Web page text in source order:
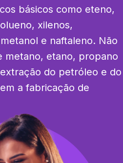
básicos como eteno,
xilenos,
e naftaleno. Não
metano, etano, propano
do petróleo e do
a fabricação de